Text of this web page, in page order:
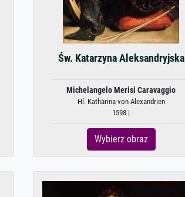
Św. Katarzyna Aleksandryjska
Michelangelo Merisi Caravaggio
Hl. Katharina von Alexandrien
1598 |
Wybierz obraz